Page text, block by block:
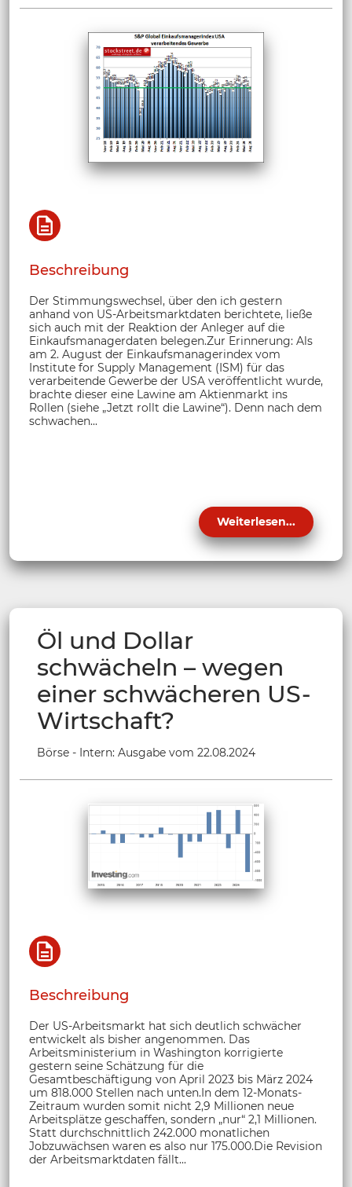
Beschreibung
Der Stimmungswechsel, über den ich gestern
anhand von US-Arbeitsmarktdaten berichtete, ließe
sich auch mit der Reaktion der Anleger auf die
Einkaufsmanagerdaten belegen.Zur Erinnerung: Als
am 2. August der Einkaufsmanagerindex vom
Institute for Supply Management (ISM) für das
verarbeitende Gewerbe der USA veröffentlicht wurde,
brachte dieser eine Lawine am Aktienmarkt ins
Rollen (siehe „Jetzt rollt die Lawine“). Denn nach dem
schwachen...
Weiterlesen...
Öl und Dollar
schwächeln – wegen
einer schwächeren US-
Wirtschaft?
Börse - Intern: Ausgabe vom 22.08.2024
Beschreibung
Der US-Arbeitsmarkt hat sich deutlich schwächer
entwickelt als bisher angenommen. Das
Arbeitsministerium in Washington korrigierte
gestern seine Schätzung für die
Gesamtbeschäftigung von April 2023 bis März 2024
um 818.000 Stellen nach unten.In dem 12-Monats-
Zeitraum wurden somit nicht 2,9 Millionen neue
Arbeitsplätze geschaffen, sondern „nur“ 2,1 Millionen.
Statt durchschnittlich 242.000 monatlichen
Jobzuwächsen waren es also nur 175.000.Die Revision
der Arbeitsmarktdaten fällt...